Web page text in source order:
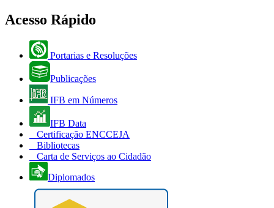
Acesso Rápido
Portarias e Resoluções
Publicações
IFB em Números
IFB Data
Certificação ENCCEJA
Bibliotecas
Carta de Serviços ao Cidadão
Diplomados